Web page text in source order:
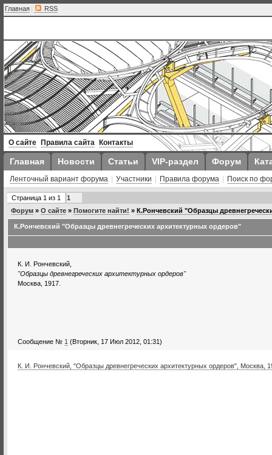
Главная | RSS
О сайте Правила сайта Контакты
Главная Новости Статьи VIP-раздел Форум
Ленточный вариант форума Участники Правила форума Поиск по
Страница 1 из 1
1
Форум » О сайте » Помогите найти! » К.Рончевский "Образцы
К.Рончевский "Образцы древнегреческих архитектурных ордеров"
К. И. Рончевский,
"Образцы древнегреческих архитектурных ордеров"
Москва, 1917.
Сообщение № 1 (Вторник, 17 Июл 2012, 01:31)
К. И. Рончевский, "Образцы древнегреческих архитектурных ордеров", Москва,